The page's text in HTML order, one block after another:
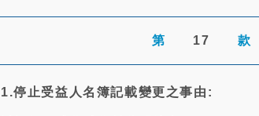
第 17 款
1.停止受益人名簿記載變更之事由: